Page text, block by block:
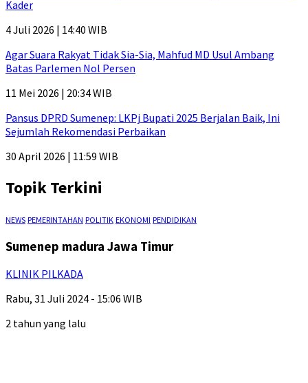
Kader
4 Juli 2026 | 14:40 WIB
Agar Suara Rakyat Tidak Sia-Sia, Mahfud MD Usul Ambang
Batas Parlemen Nol Persen
11 Mei 2026 | 20:34 WIB
Pansus DPRD Sumenep: LKPj Bupati 2025 Berjalan Baik, Ini
Sejumlah Rekomendasi Perbaikan
30 April 2026 | 11:59 WIB
Topik Terkini
NEWS PEMERINTAHAN POLITIK EKONOMI PENDIDIKAN
Sumenep madura Jawa Timur
KLINIK PILKADA
Rabu, 31 Juli 2024 - 15:06 WIB
2 tahun yang lalu